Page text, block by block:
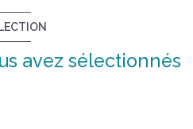
avez sélectionnés